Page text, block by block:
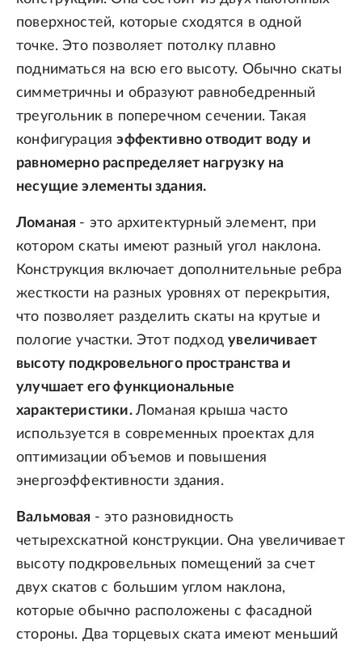
поверхностей, которые сходятся в одной
точке. Это позволяет потолку плавно
подниматься на всю его высоту. Обычно скаты
симметричны и образуют равнобедренный
треугольник в поперечном сечении. Такая
конфигурацияэффективно отводит воду и
равномерно распределяет нагрузку на
несущие элементы здания.
Ломаная - это архитектурный элемент, при
котором скаты имеют разный угол наклона.
Конструкция включает дополнительные ребра
жесткости на разных уровнях от перекрытия,
что позволяет разделить скаты на крутые и
пологие участки. Этот подходувеличивает
высоту подкровельного пространства и
улучшает его функциональные
характеристики. Ломаная крыша часто
используется в современных проектах для
оптимизации объемов и повышения
энергоэффективности здания.
Вальмовая - это разновидность
четырехскатной конструкции. Она увеличивает
высоту подкровельных помещений за счет
двух скатов с большим углом наклона,
которые обычно расположены с фасадной
стороны. Два торцевых ската имеют меньший